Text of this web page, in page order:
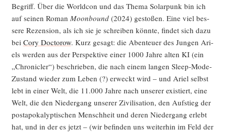
Begriff. Über die World­con und das The­ma Solar­punk bin ich
auf sei­nen Roman Moon­bound(2024) gesto­ßen. Eine viel bes­
se­re Rezen­si­on, als ich sie je schrei­ben könn­te, fin­det sich dazu
bei Cory Doc­to­row. Kurz gesagt: die Aben­teu­er des Jun­gen Ari­
els wer­den aus der Per­spek­ti­ve einer 1000 Jah­re alten KI (ein
„Chro­nic­ler“) beschrie­ben, die nach einem lan­gen Sleep-Mode-
Zustand wie­der zum Leben (?) erweckt wird – und Ari­el selbst
lebt in einer Welt, die 11.000 Jah­re nach unse­rer exis­tiert, eine
Welt, die den Nie­der­gang unse­rer Zivi­li­sa­ti­on, den Auf­stieg der
post­apo­ka­lyp­ti­schen Mensch­heit und deren Nie­der­gang erlebt
hat, und in der es jetzt – (wir befin­den uns wei­ter­hin im Feld der